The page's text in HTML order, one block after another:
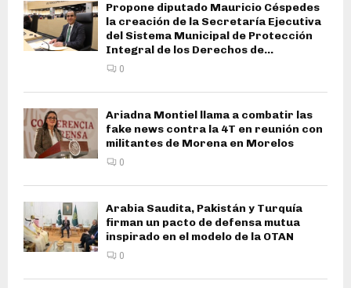
Propone diputado Mauricio Céspedes
la creación de la Secretaría Ejecutiva
del Sistema Municipal de Protección
Integral de los Derechos de...
0
Ariadna Montiel llama a combatir las
fake news contra la 4T en reunión con
militantes de Morena en Morelos
0
Arabia Saudita, Pakistán y Turquía
firman un pacto de defensa mutua
inspirado en el modelo de la OTAN
0